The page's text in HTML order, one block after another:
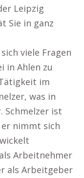
Leipzig
Sie in ganz
viele Fragen
in Ahlen zu
im
was in
Schmelzer ist
er nimmt sich
Arbeitnehmer
als Arbeitgeber